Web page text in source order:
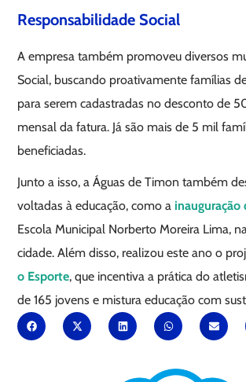
Responsabilidade Social
A empresa também promoveu diversos
Social, buscando proativamente famílias
para serem cadastradas no desconto de
mensal da fatura. Já são mais de 5 mil
beneficiadas.
Junto a isso, a Águas de Timon também
voltadas à educação, como a inauguração
Escola Municipal Norberto Moreira Lima,
cidade. Além disso, realizou este ano o
o Esporte, que incentiva a prática do
de 165 jovens e mistura educação com